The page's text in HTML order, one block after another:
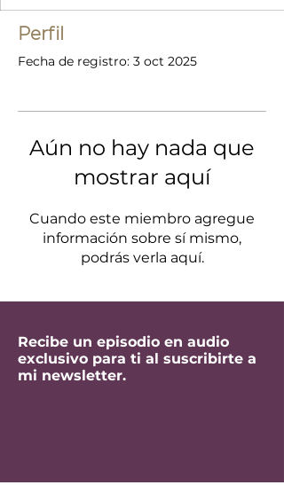
Perfil
Fecha de registro: 3 oct 2025
Aún no hay nada que
mostrar aquí
Cuando este miembro agregue
información sobre sí mismo,
podrás verla aquí.
Recibe un episodio en audio
exclusivo para ti al suscribirte a
mi newsletter.